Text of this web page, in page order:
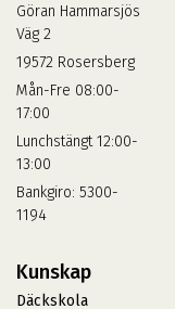
Göran Hammarsjös
Väg 2
19572 Rosersberg
Mån-Fre 08:00-
17:00
Lunchstängt 12:00-
13:00
Bankgiro: 5300-
1194
Kunskap
Däckskola